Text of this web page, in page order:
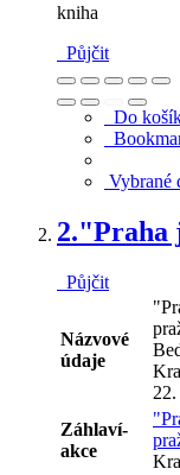
kniha
Půjčit
Do
Vybrané
2."Praha
Půjčit
Názvové
údaje
Záhlaví-
akce